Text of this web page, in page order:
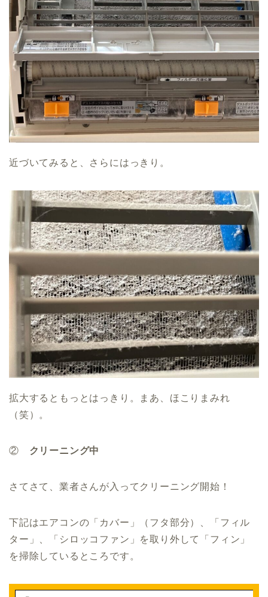
近づいてみると、さらにはっきり。
拡大するともっとはっきり。まあ、ほこりまみれ
（笑）。
② クリーニング中
さてさて、業者さんが入ってクリーニング開始！
下記はエアコンの「カバー」（フタ部分）、「フィル
ター」、「シロッコファン」を取り外して「フィン」
を掃除しているところです。